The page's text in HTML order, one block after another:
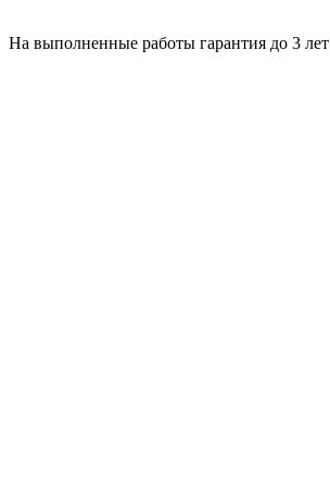
На выполненные работы гарантия до 3 лет